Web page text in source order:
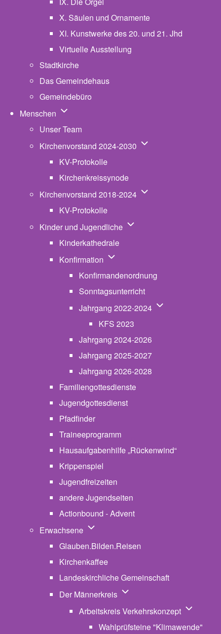
X. Säulen und Ornamente
XI. Kunstwerke des 20. und 21. Jhd
Virtuelle Ausstellung
Stadtkirche
Das Gemeindehaus
Gemeindebüro
Menschen Unternavigation von Menschen
Unser Team
Kirchenvorstand 2024-2030 Unternavigation von
KV-Protokolle
Kirchenkreissynode
Kirchenvorstand 2018-2024 Unternavigation von
KV-Protokolle
Kinder und Jugendliche Unternavigation von
Kinderkathedrale
Konfirmation Unternavigation von
Konfirmandenordnung
Sonntagsunterricht
Jahrgang 2022-2024 Unternavigation
KFS 2023
Jahrgang 2024-2026
Jahrgang 2025-2027
Jahrgang 2026-2028
Familiengottesdienste
Jugendgottesdienst
Pfadfinder
Traineeprogramm
Hausaufgabenhilfe „Rückenwind“
Krippenspiel
Jugendfreizeiten
andere Jugendseiten
Actionbound - Advent
Erwachsene Unternavigation von Erwachsene
Glauben.Bilden.Reisen
Kirchenkaffee
Landeskirchliche Gemeinschaft
Der Männerkreis Unternavigation von Der
Arbeitskreis Verkehrskonzept
Wahlprüfsteine "Klimawende"